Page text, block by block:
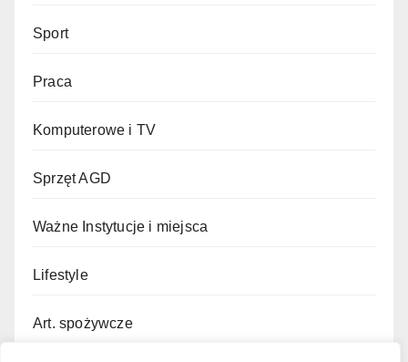
Sport
Praca
Komputerowe i TV
Sprzęt AGD
Ważne Instytucje i miejsca
Lifestyle
Art. spożywcze